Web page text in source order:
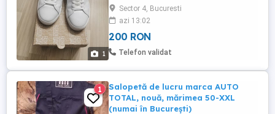
1
Sector 4, Bucuresti
azi 13:02
200 RON
Telefon validat
1
Salopetă de lucru marca AUTO
TOTAL, nouă, mărimea 50-XXL
(numai în București)